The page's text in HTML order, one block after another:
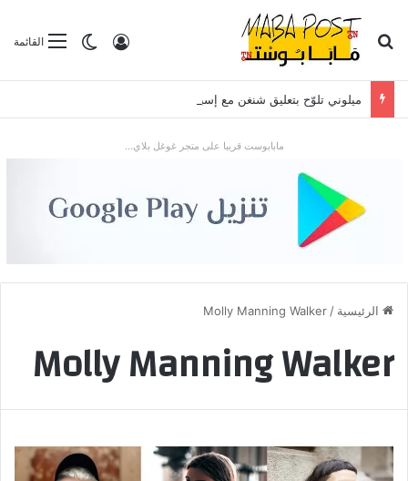
القائمةالوضع
تسجيل الدخول بحث عن
ميلوني تلوّح بتعليق شنغن مع إسبانيا بعد موجة الهجرة في سبتة
مابابوست قريبا على متجر غوغل بلاي...
الرئيسية /
Molly Manning Walker
Molly Manning Walker